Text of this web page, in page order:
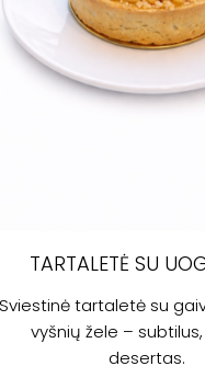
TARTALETĖ SU
Sviestinė tartaletė su
vyšnių žele –
desertas.